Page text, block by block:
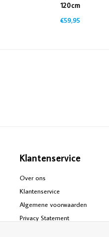
120cm
€59,95
Klantenservice
Over ons
Klantenservice
Algemene voorwaarden
Privacy Statement